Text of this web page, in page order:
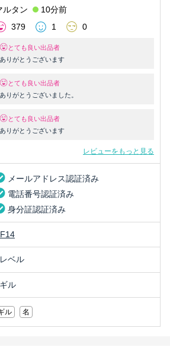
ルタン
10分前
379
1 0
とても良い出品者
ありがとうございます
とても良い出品者
ありがとうございました。
とても良い出品者
ありがとうございます
レビューをもっと見る
メールアドレス認証済み
電話番号認証済み
身分証認証済み
ベル
ル
ル 名